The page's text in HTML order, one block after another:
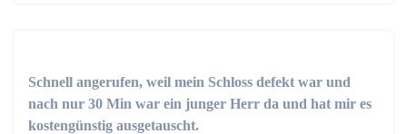
Schnell angerufen, weil mein Schloss defekt war und
nach nur 30 Min war ein junger Herr da und hat mir es
kostengünstig ausgetauscht.